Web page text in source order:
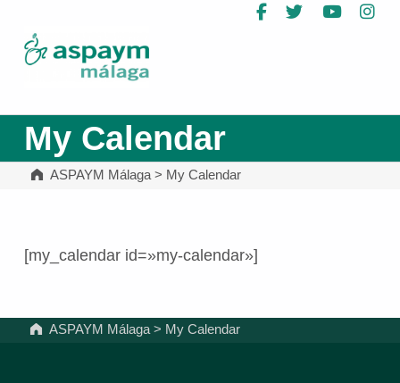
Facebook
Twitter
My Calendar
ASPAYM Málaga> My Calendar
[my_calendar id=»my-calendar»]
ASPAYM Málaga > My Calendar